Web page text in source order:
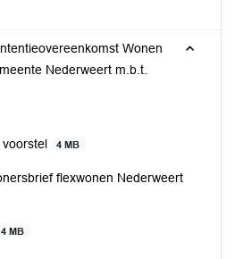
Wonen
Nederweert m.b.t.
voorstel
4 MB
flexwonen Nederweert
4 MB